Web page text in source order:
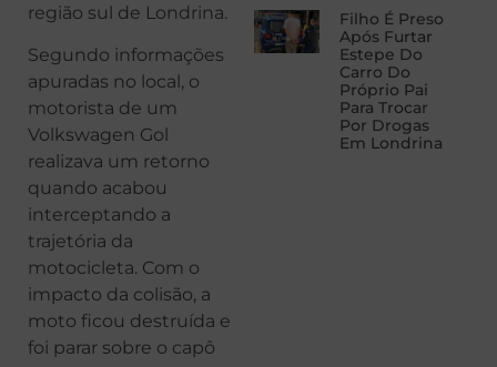
região sul de Londrina.
Segundo informações
apuradas no local, o
motorista de um
Volkswagen Gol
realizava um retorno
quando acabou
interceptando a
trajetória da
motocicleta. Com o
impacto da colisão, a
moto ficou destruída e
foi parar sobre o capô
Filho É Preso
Após Furtar
Estepe Do
Carro Do
Próprio Pai
Para Trocar
Por Drogas
Em Londrina